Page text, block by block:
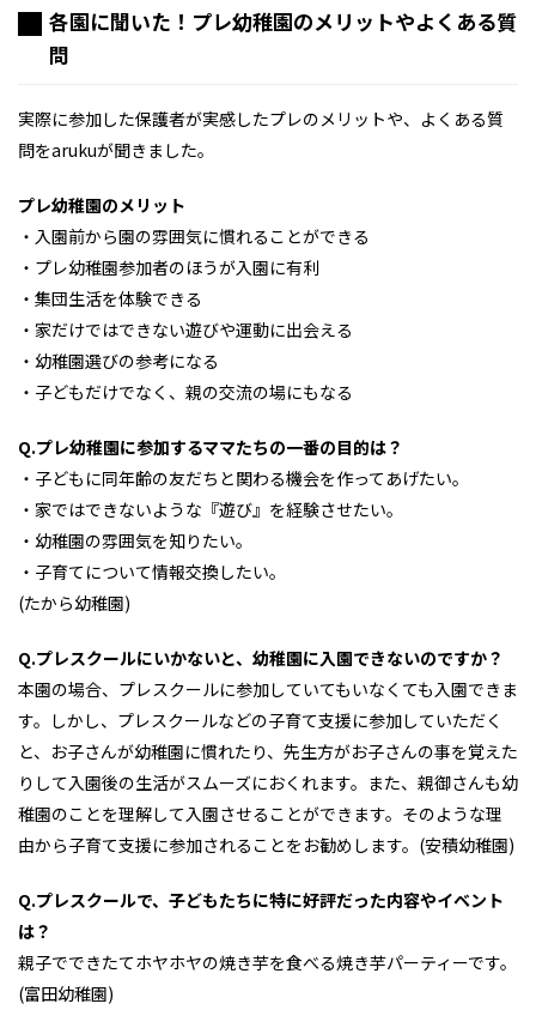
各園に聞いた！プレ幼稚園のメリットやよくある質
問
実際に参加した保護者が実感したプレのメリットや、よくある質
問をarukuが聞きました。
プレ幼稚園のメリット
・入園前から園の雰囲気に慣れることができる
・プレ幼稚園参加者のほうが入園に有利
・集団生活を体験できる
・家だけではできない遊びや運動に出会える
・幼稚園選びの参考になる
・子どもだけでなく、親の交流の場にもなる
Q.プレ幼稚園に参加するママたちの一番の目的は？
・子どもに同年齢の友だちと関わる機会を作ってあげたい。
・家ではできないような『遊び』を経験させたい。
・幼稚園の雰囲気を知りたい。
・子育てについて情報交換したい。
(たから幼稚園)
Q.プレスクールにいかないと、幼稚園に入園できないのですか？
本園の場合、プレスクールに参加していてもいなくても入園できま
す。しかし、プレスクールなどの子育て支援に参加していただく
と、お子さんが幼稚園に慣れたり、先生方がお子さんの事を覚えた
りして入園後の生活がスムーズにおくれます。また、親御さんも幼
稚園のことを理解して入園させることができます。そのような理
由から子育て支援に参加されることをお勧めします。(安積幼稚園)
Q.プレスクールで、子どもたちに特に好評だった内容やイベント
は？
親子でできたてホヤホヤの焼き芋を食べる焼き芋パーティーです。
(富田幼稚園)